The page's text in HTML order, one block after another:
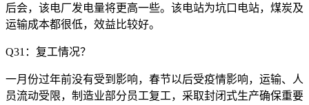
后会，该电厂发电量将更高一些。该电站为坑口电站，煤炭及
运输成本都很低，效益比较好。
Q31：复工情况？
一月份过年前没有受到影响，春节以后受疫情影响，运输、人
员流动受限，制造业部分员工复工，采取封闭式生产确保重要